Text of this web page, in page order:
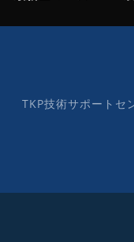
TKP技術サポートセ